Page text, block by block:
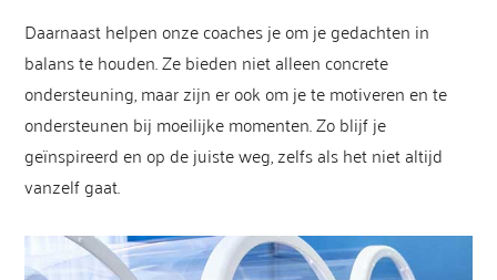
Daarnaast helpen onze coaches je om je gedachten in
balans te houden. Ze bieden niet alleen concrete
ondersteuning, maar zijn er ook om je te motiveren en te
ondersteunen bij moeilijke momenten. Zo blijf je
geïnspireerd en op de juiste weg, zelfs als het niet altijd
vanzelf gaat.